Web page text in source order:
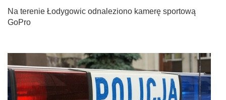
Na terenie Łodygowic odnaleziono kamerę sportową
GoPro